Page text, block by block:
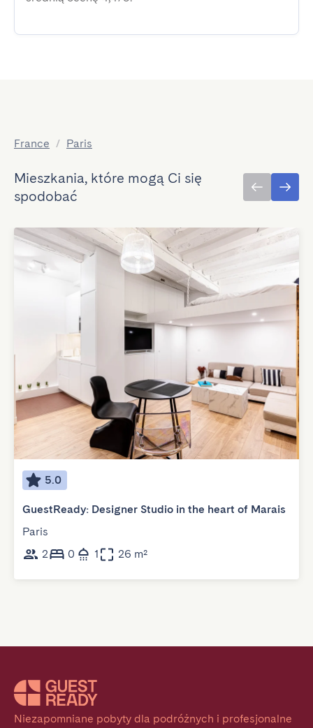
France / Paris
Mieszkania, które mogą Ci się
spodobać
5.0
GuestReady: Designer Studio in the heart of Marais
Paris
2
0 1 26 m²
Niezapomniane pobyty dla podróżnych i profesjonalne